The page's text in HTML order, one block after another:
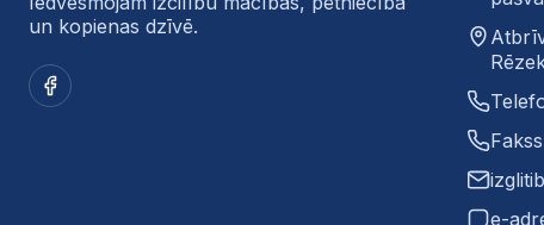
un kopienas dzīvē.
Facebook
e-